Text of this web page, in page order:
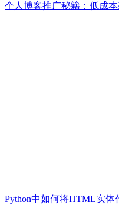
个人博客推广秘籍：低成
Python中如何将HTML实体